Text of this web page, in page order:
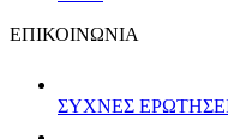
ΕΠΙΚΟΙΝΩΝΙΑ
ΣΥΧΝΕΣ